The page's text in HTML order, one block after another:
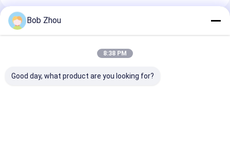
Rekomendasi Produk
Bob Zhou
8:38 PM
Good day, what product are you looking for?